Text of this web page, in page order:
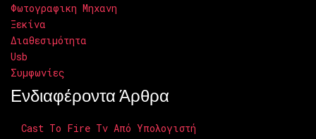
Φωτογραφικη Μηχανη
Ξεκίνα
Διαθεσιμότητα
Usb
Συμφωνίες
Ενδιαφέροντα Άρθρα
Cast To Fire Tv Από Υπολογιστή